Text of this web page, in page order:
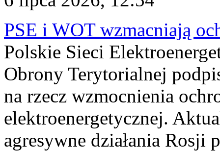
PSE i WOT wzmacniają
Polskie Sieci
Obrony Terytorialnej
na rzecz wzmocnienia
elektroenergetycznej.
agresywne działania Rosji